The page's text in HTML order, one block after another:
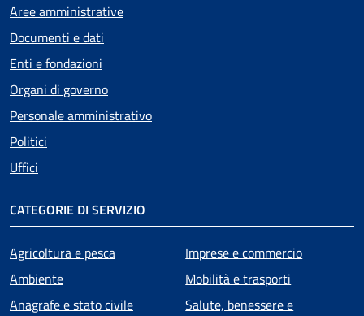
Aree amministrative
Documenti e dati
Enti e fondazioni
Organi di governo
Personale amministrativo
Politici
Uffici
CATEGORIE DI SERVIZIO
Agricoltura e pesca
Ambiente
Anagrafe e stato civile
Imprese e commercio
Mobilità e trasporti
Salute, benessere e